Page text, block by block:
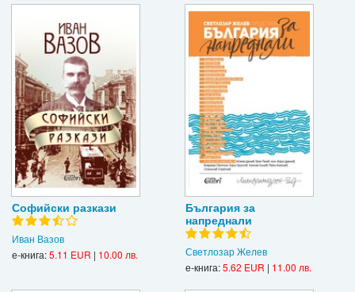
Подаръци
Ваучери
Промоции
Контакти
Вход
Регистрация
Софийски разкази
Иван Вазов
е-книга:5.11 EUR | 10.00 лв.
България за
напреднали
Светлозар Желев
е-книга:5.62 EUR | 11.00 лв.